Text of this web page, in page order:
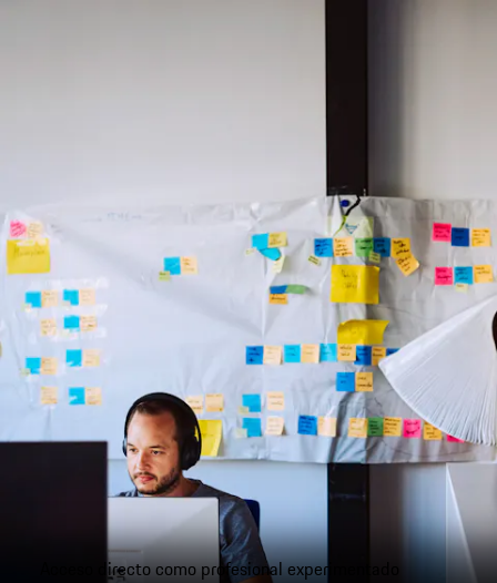
Acceso directo como profesional experimentado